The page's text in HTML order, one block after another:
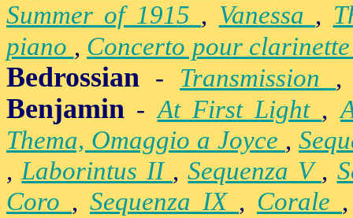
Summer of 1915 , Vanessa ,
piano , Concerto pour
Bedrossian - Transmission
Benjamin -At First Light ,
Thema, Omaggio a Joyce ,
,Laborintus II ,Sequenza V ,
Coro , Sequenza IX , Corale